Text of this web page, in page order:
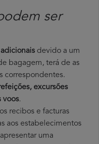
ser
devido a um
bagagem, terá de as
correspondentes.
excursões
voos.
recibos e facturas
aos estabelecimentos
uma